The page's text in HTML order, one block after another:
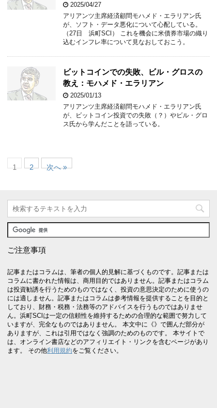
2025/04/27
アリアンツ主席経済顧問モハメド・エラリアン氏
が、ソフト・データ悪化について心配している。
（27日 浜町SCI） これを機会に米債券市場の織り
込むインフレ率について見なおしておこう。
ビットコインでの失敗、ビル・グロスの
教え：モハメド・エラリアン
2025/01/13
アリアンツ主席経済顧問モハメド・エラリアン氏
が、ビットコイン投資での失敗（？）やビル・グロ
ス氏から学んだことを語っている。
1 2 次へ »
ご注意事項
記事またはコラムは、筆者の個人的見解に基づくものです。記事または
コラムに書かれた情報は、商用目的ではありません。記事またはコラム
は投資勧誘を行うためのものではなく、投資の意思決定のために使うの
には適しません。記事またはコラムは参考情報を提供することを目的と
しており、財務・税務・法務等のアドバイスを行うものではありませ
ん。浜町SCIは一定の信頼性を維持するための合理的な範囲で努力して
いますが、完全なものではありません。 本文中に《》で囲んだ部分が
ありますが、これは引用ではなく強調のためのものです。 本サイトで
は、オンライン書店などのアフィリエイト・リンクを含むページがあり
ます。 その他利用規約をご覧ください。